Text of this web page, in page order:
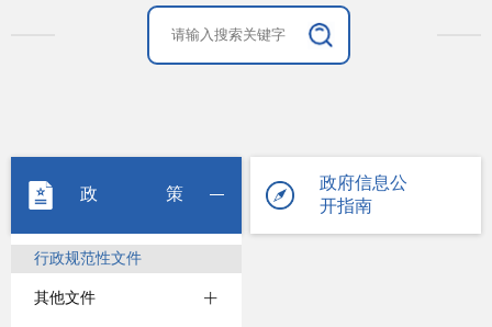
政策
行政规范性文件
其他文件
政府信息公
开指南